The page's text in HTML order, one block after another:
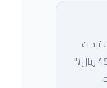
تبحث
عن نايكي اير ماكس 270 أسود (450 ريال)."